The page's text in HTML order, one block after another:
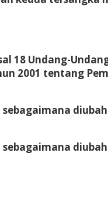
18 Undang-
2001 tentang